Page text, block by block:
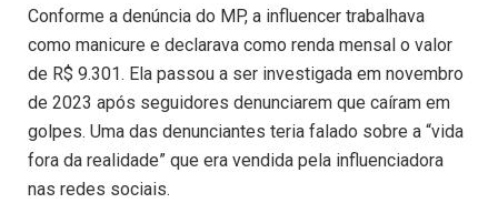
Conforme a denúncia do MP, a influencer trabalhava
como manicure e declarava como renda mensal o valor
de R$ 9.301. Ela passou a ser investigada em novembro
de 2023 após seguidores denunciarem que caíram em
golpes. Uma das denunciantes teria falado sobre a “vida
fora da realidade” que era vendida pela influenciadora
nas redes sociais.